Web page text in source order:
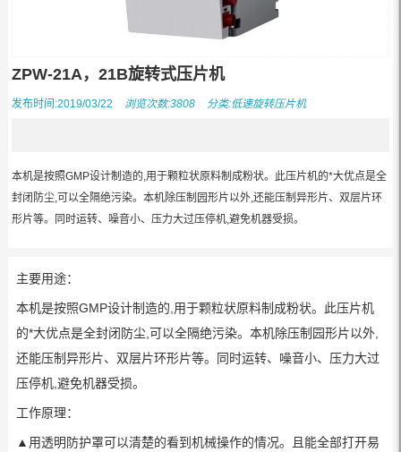
ZPW-21A，21B旋转式压片机
发布时间:2019/03/22 浏览次数:3808 分类:低速旋转压片机
本机是按照GMP设计制造的,用于颗粒状原料制成粉状。此压片机的*大优点是全
封闭防尘,可以全隔绝污染。本机除压制园形片以外,还能压制异形片、双层片环
形片等。同时运转、噪音小、压力大过压停机,避免机器受损。
主要用途：
本机是按照GMP设计制造的,用于颗粒状原料制成粉状。此压片机
的*大优点是全封闭防尘,可以全隔绝污染。本机除压制园形片以外,
还能压制异形片、双层片环形片等。同时运转、噪音小、压力大过
压停机,避免机器受损。
工作原理：
▲用透明防护罩可以清楚的看到机械操作的情况。且能全部打开易